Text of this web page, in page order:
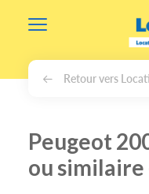
Retour vers
Peugeot
ou similaire